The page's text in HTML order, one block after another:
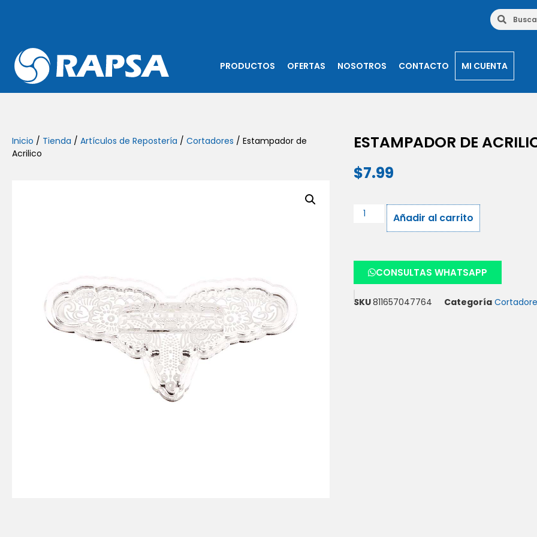
PRODUCTOS OFERTAS NOSOTROS CONTACTO MI CUENTA
Inicio / Tienda / Artículos de Repostería / Cortadores / Estampador de
Acrilico
ESTAMPADOR DE
$7.99
Añadir al carrito
CONSULTAS WHATSAPP
SKU811657047764 Categoría